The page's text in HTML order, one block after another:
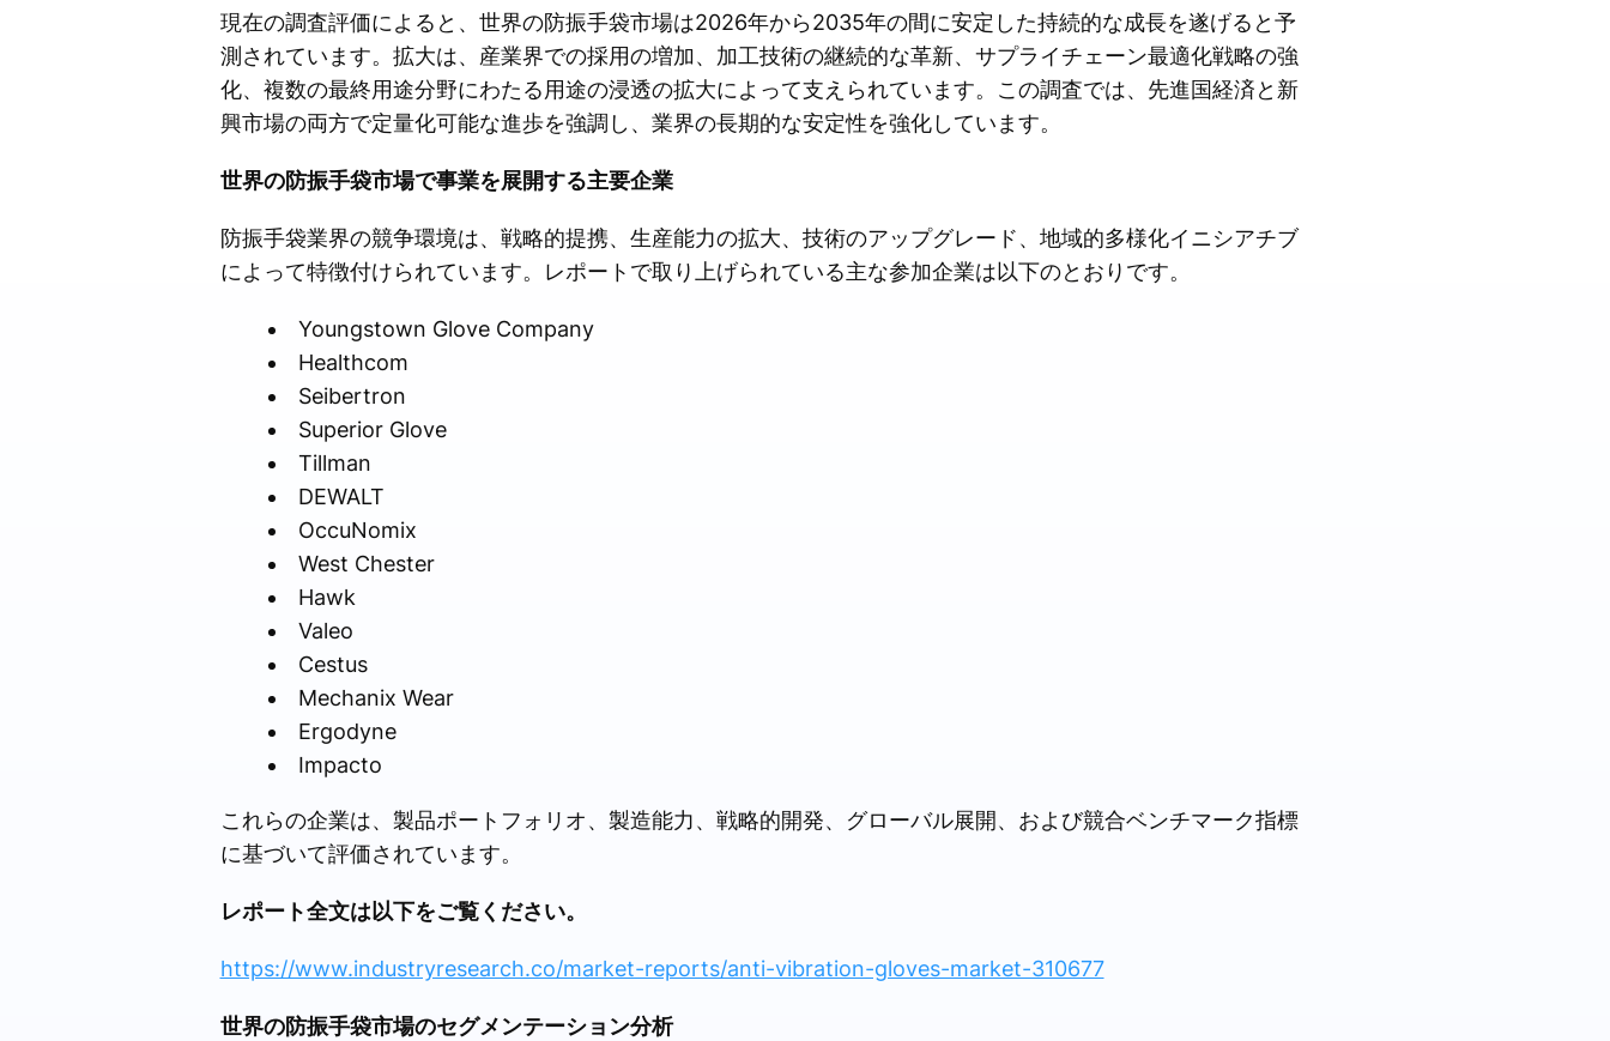
現在の調査評価によると、世界の防振手袋市場は2026年から2035年の間に安定した持続的な成長を遂げると予
測されています。拡大は、産業界での採用の増加、加工技術の継続的な革新、サプライチェーン最適化戦略の強
化、複数の最終用途分野にわたる用途の浸透の拡大によって支えられています。この調査では、先進国経済と新
興市場の両方で定量化可能な進歩を強調し、業界の長期的な安定性を強化しています。
世界の防振手袋市場で事業を展開する主要企業
防振手袋業界の競争環境は、戦略的提携、生産能力の拡大、技術のアップグレード、地域的多様化イニシアチブ
によって特徴付けられています。レポートで取り上げられている主な参加企業は以下のとおりです。
Youngstown Glove Company
Healthcom
Seibertron
Superior Glove
Tillman
DEWALT
OccuNomix
West Chester
Hawk
Valeo
Cestus
Mechanix Wear
Ergodyne
Impacto
これらの企業は、製品ポートフォリオ、製造能力、戦略的開発、グローバル展開、および競合ベンチマーク指標
に基づいて評価されています。
レポート全文は以下をご覧ください。
https://www.industryresearch.co/market-reports/anti-vibration-gloves-market-310677
世界の防振手袋市場のセグメンテーション分析